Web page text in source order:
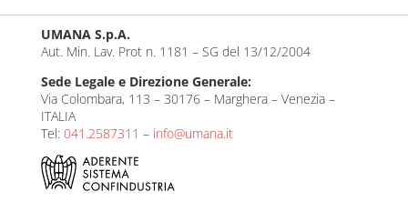
e
dI
n
s
A
p
p
UMANA S.p.A.
Aut. Min. Lav. Prot n. 1181 – SG del 13/12/2004
Sede Legale e Direzione Generale:
Via Colombara, 113 – 30176 – Marghera – Venezia –
ITALIA
Tel: 041.2587311 – info@umana.it